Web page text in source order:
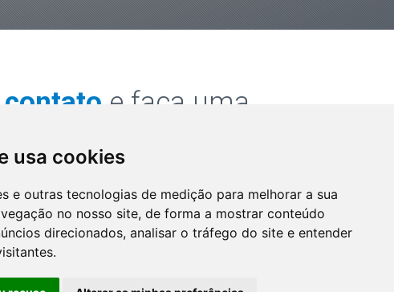
usa cookies
e outras tecnologias de medição para melhorar a sua
no nosso site, de forma a mostrar conteúdo
direcionados, analisar o tráfego do site e entender
contato e faça uma
(17) 3465-5523 email mercurio@emercurio.com.br